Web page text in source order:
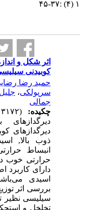
اثر شکل و
کوبیدنی سیلیسی
حمید رضا
سرپولکی،جلیل
جمالی
چکیده:
دیرگدازهای
ذوب بالا,
انبساط
حرارتی خوب در
دارای کاربرد
اسیدی
بررسی اثر
سیلیسی نظیر
تخلخل و